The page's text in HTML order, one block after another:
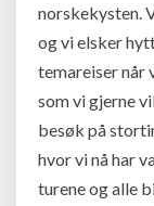
norskekysten.
og vi elsker
temareiser når
som vi gjerne
besøk på
hvor vi nå har
turene og alle